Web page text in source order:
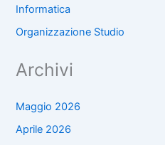
Informatica
Organizzazione Studio
Archivi
Maggio 2026
Aprile 2026